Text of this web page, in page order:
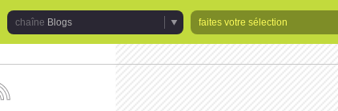
Blogs
faites votre sélection